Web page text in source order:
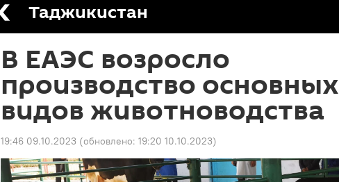
Таджикистан
В ЕАЭС возросло
производство основных
видов животноводства
19:46 09.10.2023 (обновлено: 19:20 10.10.2023)